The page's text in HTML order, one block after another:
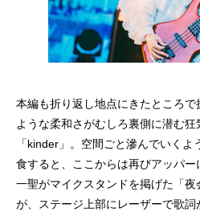
本編も折り返し地点にきたところ
ような柔和さがむしろ裏側に潜む
「kinder」。空間ごと滲んでいく
食すると、ここからは再びアッパー
一聖がマイクスタンドを掲げた「
が、ステージ上部にレーザーで歌